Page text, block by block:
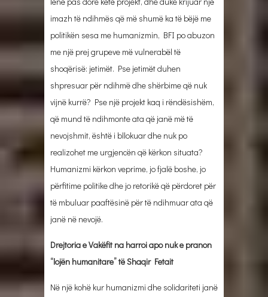
imazh të ndihmës që më shumë ka të bëjë me
politikën sesa me humanizmin, BFI po abuzon
me një prej grupeve më vulnerabël të
shoqërisë: jetimët. Pse jetimët duhen
shpresuar për ndihmë dhe shërbime që nuk
vijnë kurrë? Pse një projekt kaq i rëndësishëm,
që mund të ndihmonte ata që janë më të
nevojshmit, është i bllokuar dhe nuk po
realizohet me urgjencën që kërkon situata?
Humanizmi kërkon veprime, jo fjalë boshe, jo
përfitime politike dhe jo retorikë që përdoret për
të mbuluar paaftësinë për të ndihmuar ata që
janë në nevojë.
Drejtoria e Vakëfit na harroi apo nuk e pranon
“lojën humanitare” të Shaqir Fetait
Në një kohë kur humanizmi dhe solidariteti janë